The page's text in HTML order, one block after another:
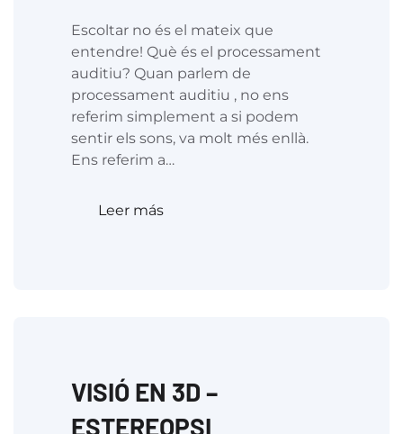
Escoltar no és el mateix que
entendre! Què és el processament
auditiu? Quan parlem de
processament auditiu , no ens
referim simplement a si podem
sentir els sons, va molt més enllà.
Ens referim a…
Leer más
VISIÓ EN 3D –
ESTEREOPSI